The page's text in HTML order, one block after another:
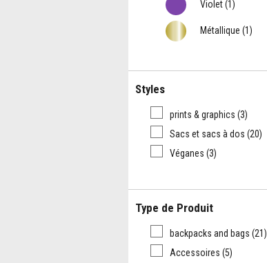
Violet(1)
Métallique(1)
Styles
prints & graphics (3)
Sacs et sacs à dos (20)
Véganes (3)
Type de Produit
backpacks and bags (21)
Accessoires (5)